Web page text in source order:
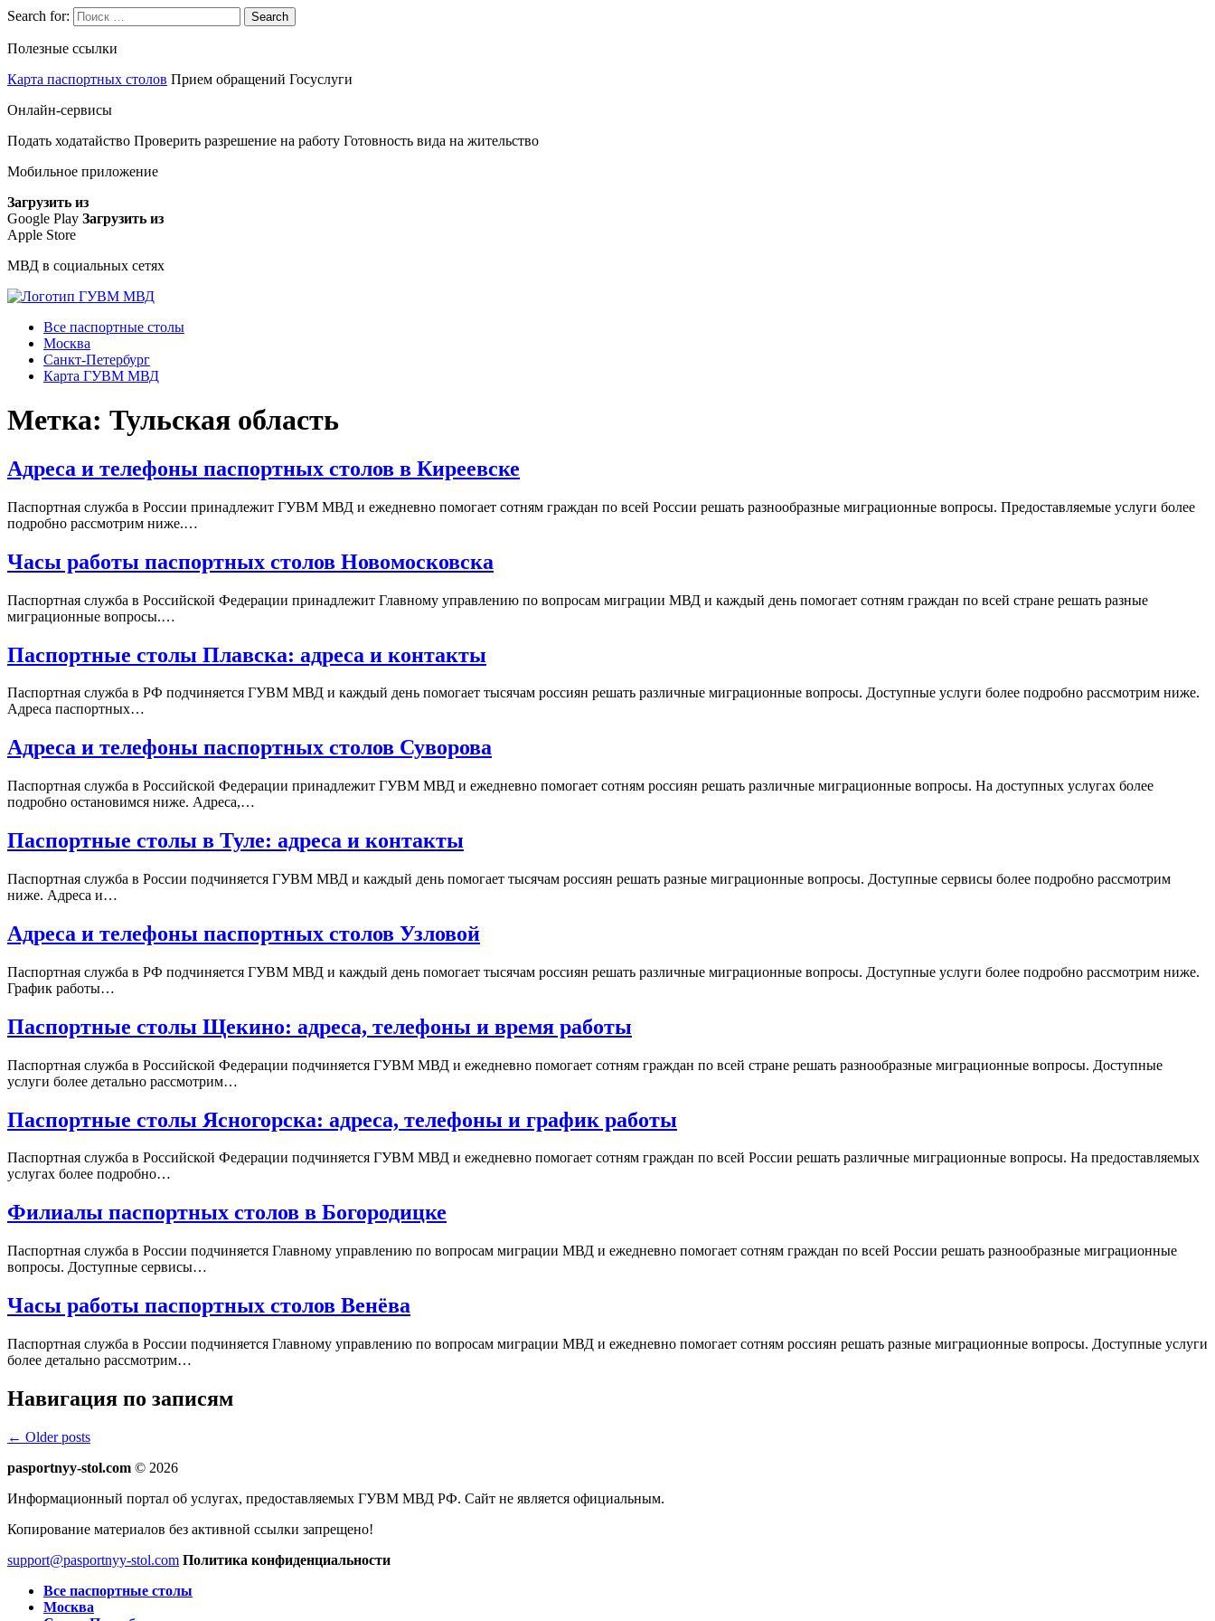
Search for: Search
Полезные ссылки
Карта паспортных столов Прием обращений Госуслуги
Онлайн-сервисы
Подать ходатайство Проверить разрешение на работу Готовность вида на жительство
Мобильное приложение
Загрузить из
Google Play Загрузить из
Apple Store
МВД в социальных сетях
Все паспортные столы
Москва
Санкт-Петербург
Карта ГУВМ МВД
Метка: Тульская область
Адреса и телефоны паспортных столов в Киреевске
Паспортная служба в России принадлежит ГУВМ МВД и ежедневно помогает сотням граждан по всей России решать разнообразные миграционные вопросы. Предоставляемые услуги более
подробно рассмотрим ниже.…
Часы работы паспортных столов Новомосковска
Паспортная служба в Российской Федерации принадлежит Главному управлению по вопросам миграции МВД и каждый день помогает сотням граждан по всей стране решать разные
миграционные вопросы.…
Паспортные столы Плавска: адреса и контакты
Паспортная служба в РФ подчиняется ГУВМ МВД и каждый день помогает тысячам россиян решать различные миграционные вопросы. Доступные услуги более подробно рассмотрим ниже.
Адреса паспортных…
Адреса и телефоны паспортных столов Суворова
Паспортная служба в Российской Федерации принадлежит ГУВМ МВД и ежедневно помогает сотням россиян решать различные миграционные вопросы. На доступных услугах более
подробно остановимся ниже. Адреса,…
Паспортные столы в Туле: адреса и контакты
Паспортная служба в России подчиняется ГУВМ МВД и каждый день помогает тысячам россиян решать разные миграционные вопросы. Доступные сервисы более подробно рассмотрим
ниже. Адреса и…
Адреса и телефоны паспортных столов Узловой
Паспортная служба в РФ подчиняется ГУВМ МВД и каждый день помогает тысячам россиян решать различные миграционные вопросы. Доступные услуги более подробно рассмотрим ниже.
График работы…
Паспортные столы Щекино: адреса, телефоны и время работы
Паспортная служба в Российской Федерации подчиняется ГУВМ МВД и ежедневно помогает сотням граждан по всей стране решать разнообразные миграционные вопросы. Доступные
услуги более детально рассмотрим…
Паспортные столы Ясногорска: адреса, телефоны и график работы
Паспортная служба в Российской Федерации подчиняется ГУВМ МВД и ежедневно помогает сотням граждан по всей России решать различные миграционные вопросы. На предоставляемых
услугах более подробно…
Филиалы паспортных столов в Богородицке
Паспортная служба в России подчиняется Главному управлению по вопросам миграции МВД и ежедневно помогает сотням граждан по всей России решать разнообразные миграционные
вопросы. Доступные сервисы…
Часы работы паспортных столов Венёва
Паспортная служба в России подчиняется Главному управлению по вопросам миграции МВД и ежедневно помогает сотням россиян решать разные миграционные вопросы. Доступные услуги
более детально рассмотрим…
Навигация по записям
← Older posts
pasportnyy-stol.com © 2026
Информационный портал об услугах, предоставляемых ГУВМ МВД РФ. Сайт не является официальным.
Копирование материалов без активной ссылки запрещено!
support@pasportnyy-stol.com Политика конфиденциальности
Все паспортные столы
Москва